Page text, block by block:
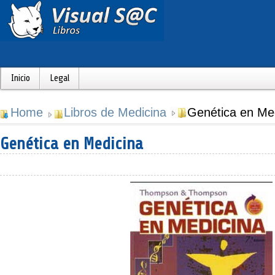
Inicio Legal
Home Libros de Medicina Genética en
Genética en Medicina